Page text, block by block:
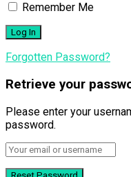
Remember Me
Forgotten Password?
Retrieve your
Please enter your
password.